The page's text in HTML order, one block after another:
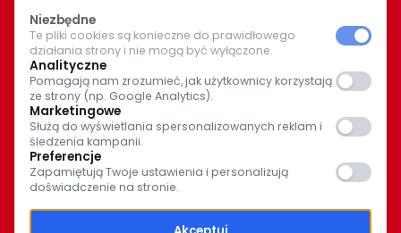
WIĘCEJ O NAS
Bądź z nami na bieżąco. Wspólnymi siłami pomagajmy
potrzebującym.
Niezbędne
Te pliki cookies są konieczne do prawidłowego
działania strony i nie mogą być wyłączone.
Analityczne
Pomagają nam zrozumieć, jak użytkownicy korzystają
ze strony (np. Google Analytics).
Marketingowe
Służą do wyświetlania spersonalizowanych reklam i
śledzenia kampanii.
Preferencje
Zapamiętują Twoje ustawienia i personalizują
doświadczenie na stronie.